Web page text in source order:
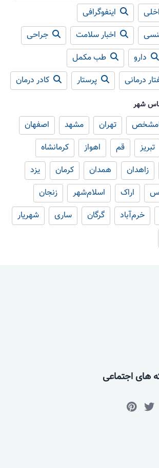
اینفوگرافی
اخبار سلامت
جراحی
دارو
طب مکمل
درمانی
پرستار کادر درمان
شهر
تهران مشهد
اصفهان
تبریز قم اهواز
کرمانشاه
زاهدان همدان کرمان
یزد
اراک اسلام‌شهر
زنجان
خرم‌آباد گرگان ساری
شهریار
های اجتماعی